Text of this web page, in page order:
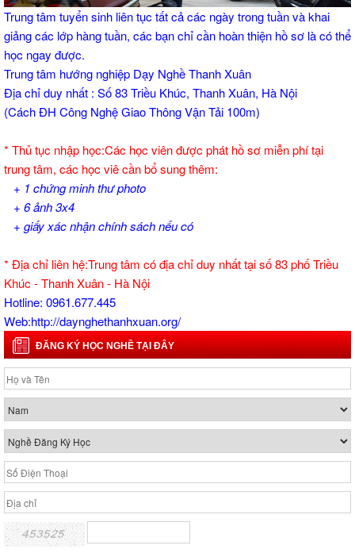
Trung tâm tuyển sinh liên tục tất cả các ngày trong tuần và khai
giảng các lớp hàng tuần, các bạn chỉ cần hoàn thiện hồ sơ là có thể
học ngay được.
Trung tâm hướng nghiệp Dạy Nghề Thanh Xuân
Địa chỉ duy nhất : Số 83 Triều Khúc, Thanh Xuân, Hà Nội
(Cách ĐH Công Nghệ Giao Thông Vận Tải 100m)
* Thủ tục nhập học:Các học viên được phát hồ sơ miễn phí tại
trung tâm, các học viê cần bổ sung thêm:
+ 1 chứng minh thư photo
+ 6 ảnh 3x4
+ giấy xác nhận chính sách nếu có
* Địa chỉ liên hệ:Trung tâm có địa chỉ duy nhất tại số 83 phố Triều
Khúc - Thanh Xuân - Hà Nội
Hotline: 0961.677.445
Web:http://daynghethanhxuan.org/
ĐĂNG KÝ HỌC NGHỀ TẠI ĐÂY